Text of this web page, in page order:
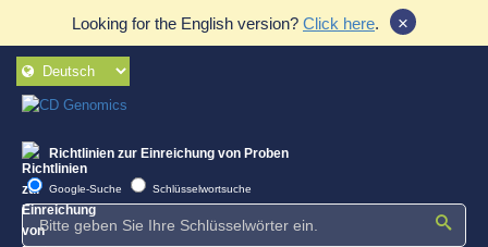
Looking for the English version? Click here. ×
Richtlinien zur Einreichung von Proben
Google-Suche Schlüsselwortsuche